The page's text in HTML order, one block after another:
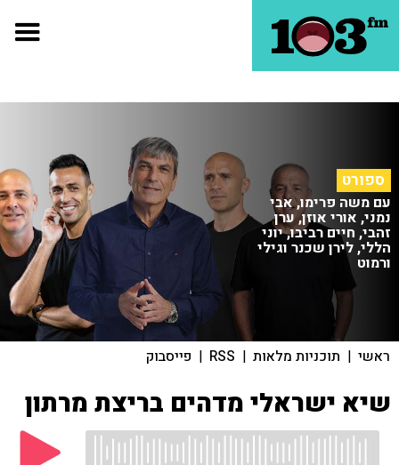
ספורט
עם משה פרימו, אבי
נמני, אורי אוזן, ערן
זהבי, חיים רביבו, יוני
הללי, לירן שכנר וגילי
ורמוט
ראשי | תוכניות מלאות |
RSS
| פייסבוק
שיא ישראלי מדהים בריצת מרתון